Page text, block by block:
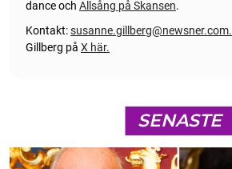
dance och Allsång på Skansen.
Kontakt:susanne.gillberg@newsner.com.
Gillberg på X här.
SENASTE